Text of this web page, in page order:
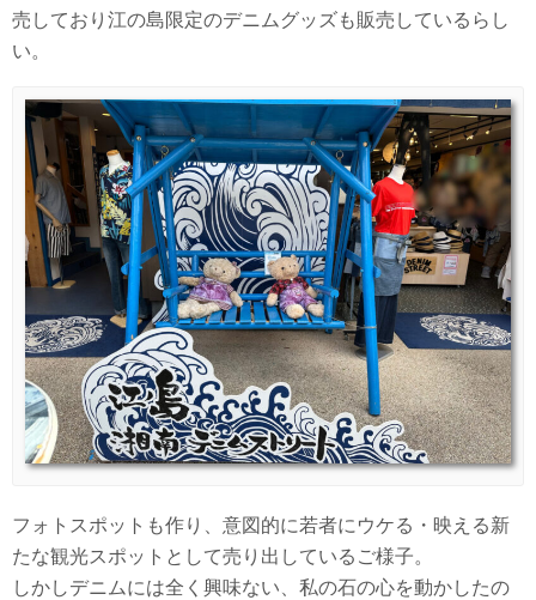
売しており江の島限定のデニムグッズも販売しているらし
い。
フォトスポットも作り、意図的に若者にウケる・映える新
たな観光スポットとして売り出しているご様子。
しかしデニムには全く興味ない、私の石の心を動かしたの